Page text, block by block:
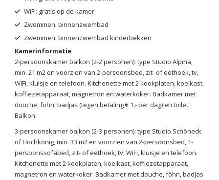
WiFi: gratis op de kamer
Zwemmen: binnenzwembad
Zwemmen: binnenzwembad kinderbekken
Kamerinformatie
2-persoonskamer balkon (2-2 personen): type Studio Alpina,
min. 21 m2 en voorzien van 2-persoonsbed, zit- of eethoek, tv,
WiFi, kluisje en telefoon. Kitchenette met 2 kookplaten, koelkast,
koffiezetapparaat, magnetron en waterkoker. Badkamer met
douche, föhn, badjas (tegen betaling € 1,- per dag) en toilet.
Balkon.
3-persoonskamer balkon (2-3 personen): type Studio Schöneck
of Hochkönig, min. 33 m2 en voorzien van 2-persoonsbed, 1-
persoonssofabed, zit- of eethoek, tv, WiFi, kluisje en telefoon.
Kitchenette met 2 kookplaten, koelkast, koffiezetapparaat,
magnetron en waterkoker. Badkamer met douche, föhn, badjas